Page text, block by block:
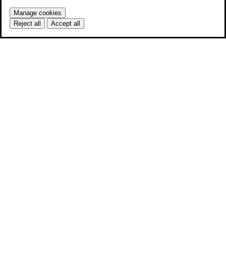
Manage cookies
Reject all
Accept all